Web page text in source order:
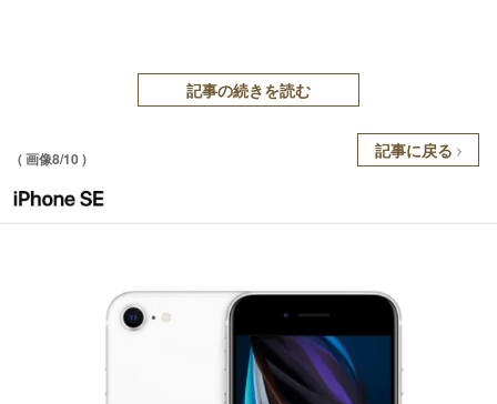
記事の続きを読む
( 画像8/10 ) 記事に戻る